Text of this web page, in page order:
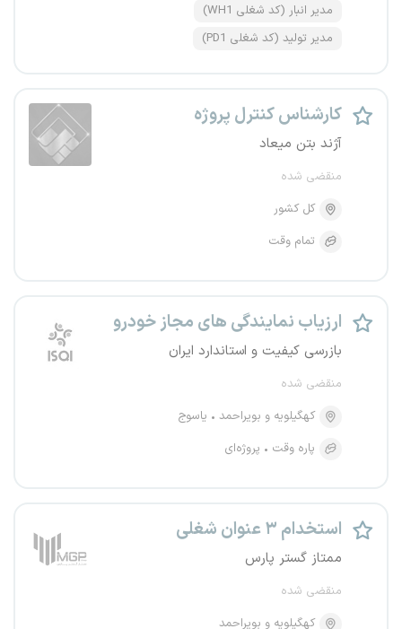
مدیر انبار (کد شغلی WH1)
مدیر تولید (کد شغلی PD1)
کارشناس کنترل پروژه
آژند بتن میعاد
منقضی شده
کل کشور
تمام وقت
ارزیاب نمایندگی های مجاز خودرو
بازرسی کیفیت و استاندارد ایران
منقضی شده
کهگیلویه و بویراحمد
یاسوج
پاره وقت
پروژه‌ای
استخدام ۳ عنوان شغلی
ممتاز گستر پارس
منقضی شده
کهگیلویه و بویراحمد